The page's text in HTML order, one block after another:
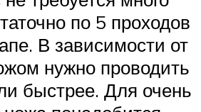
по 5 проходов
В зависимости от
нужно проводить
быстрее. Для очень